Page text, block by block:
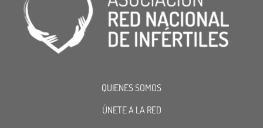
QUIENES SOMOS
ÚNETE A LA RED